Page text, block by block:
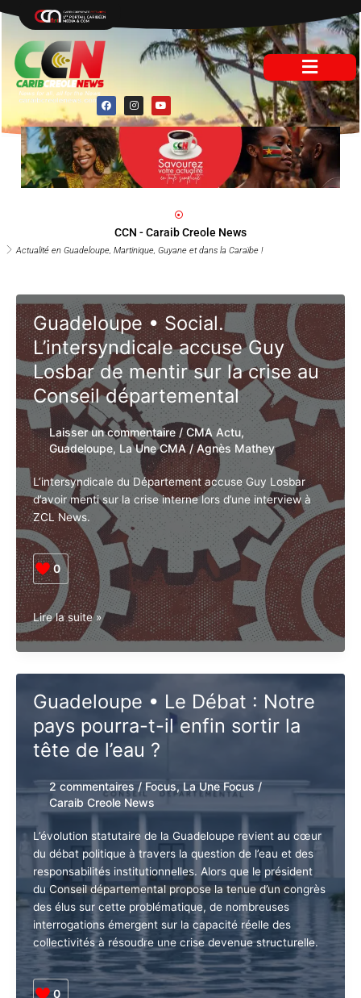
contenu
F
a
c
e
b
o
o
k
I
n
s
t
m
Y
o
u
t
b
e
Actualité en Guadeloupe, Martinique, Guyane et dans la Caraïbe !
CCN - Caraib Creole News
Guadeloupe • Social.
L’intersyndicale accuse Guy
Losbar de mentir sur la crise
au Conseil départemental
Laisser un commentaire / CMA Actu,
Guadeloupe, La Une CMA/Agnès Mathey
L’intersyndicale du Département accuse Guy Losbar
d’avoir menti sur la crise interne lors d’une interview à
ZCL News.
0
Guadeloupe
•
Social.
Guy
Losbar
de
mentir
la
crise
au
départemental
Lire la suite »
Guadeloupe • Le Débat : Notre
pays pourra-t-il enfin sortir la
tête de l’eau ?
2 commentaires / Focus La Une Focus /
Caraib Creole News
L’évolution statutaire de la Guadeloupe revient au
cœur du débat politique à travers la question de l’eau
et des responsabilités institutionnelles. Alors que le
président du Conseil départemental propose la tenue
d’un congrès des élus sur cette problématique, de
nombreuses interrogations émergent sur la capacité
réelle des collectivités à résoudre une crise devenue
structurelle.